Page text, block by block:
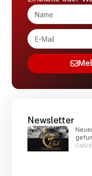
Newsletter
04/